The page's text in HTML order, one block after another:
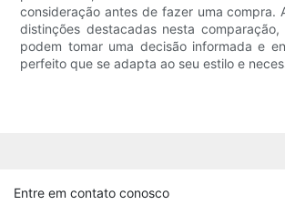
consideração antes de fazer uma compra.
distinções destacadas nesta comparação,
podem tomar uma decisão informada e
perfeito que se adapta ao seu estilo e
Entre em contato conosco